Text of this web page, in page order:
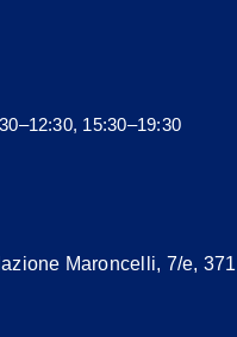
15:30–19:30
Maroncelli, 7/e,